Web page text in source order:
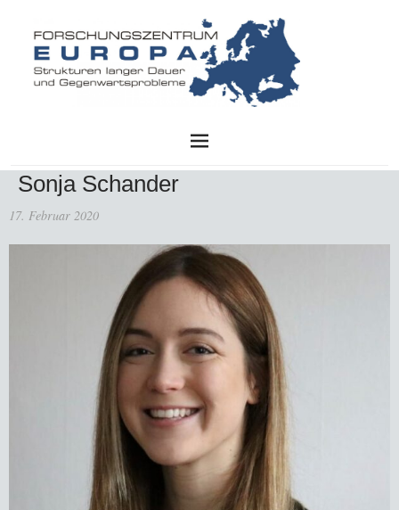
Sonja Schander
17. Februar 2020